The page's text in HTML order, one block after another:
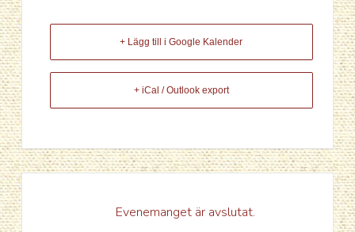
+ Lägg till i Google Kalender
+ iCal / Outlook export
Evenemanget är avslutat.